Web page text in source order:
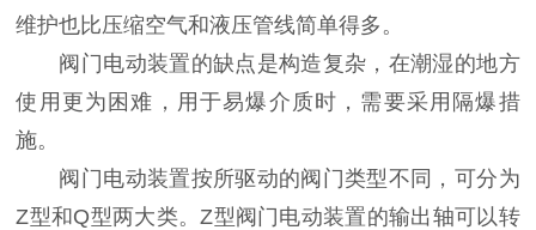
维护也比压缩空气和液压管线简单得多。
阀门电动装置的缺点是构造复杂，在潮湿的地方
使用更为困难，用于易爆介质时，需要采用隔爆措
施。
阀门电动装置按所驱动的阀门类型不同，可分为
Z型和Q型两大类。Z型阀门电动装置的输出轴可以转